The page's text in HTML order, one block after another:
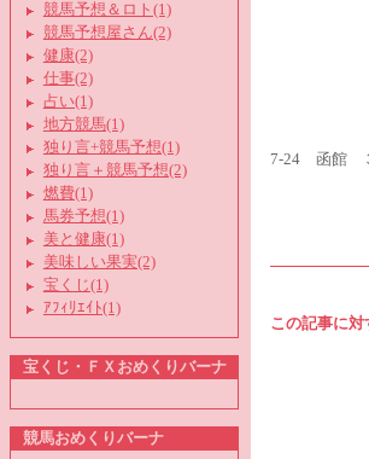
競馬予想＆ロト(1)
競馬予想屋さん(2)
健康(2)
仕事(2)
占い(1)
地方競馬(1)
独り言+競馬予想(1)
独り言＋競馬予想(2)
燃費(1)
馬券予想(1)
美と健康(1)
美味しい果実(2)
宝くじ(1)
ｱﾌｨﾘｴｲﾄ(1)
宝くじ・ＦＸおめくりバーナ
競馬おめくりバーナ
7-24 函館
この記事に対